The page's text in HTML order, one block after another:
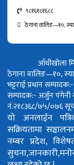
९८१६१८१६८८
ठेगाना वालिङ—१०,
आँधीखोला
ठेगाना वालिङ—१०,
भट्टराईप्रधान
सम्पादक:- अर्जुन पंगेनी
नं.२१८३६८/७५/०७६
यो अनलाईन
सक्रियतामा
नम्बर प्रदेश,